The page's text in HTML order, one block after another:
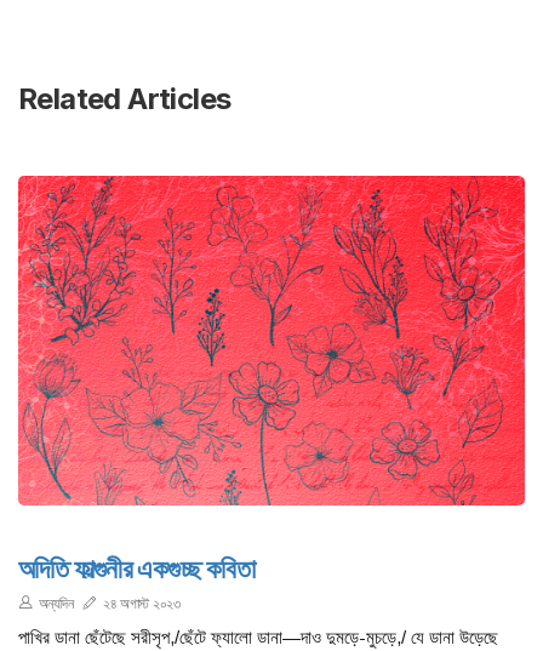
Related Articles
অদিতি ফাল্গুনীর একগুচ্ছ কবিতা
অন্যদিন ২৪ অগাস্ট ২০২৩
পাখির ডানা ছেঁটেছে সরীসৃপ,/ছেঁটে ফ্যালো ডানা—দাও দুমড়ে-মুচড়ে,/ যে ডানা উড়েছে